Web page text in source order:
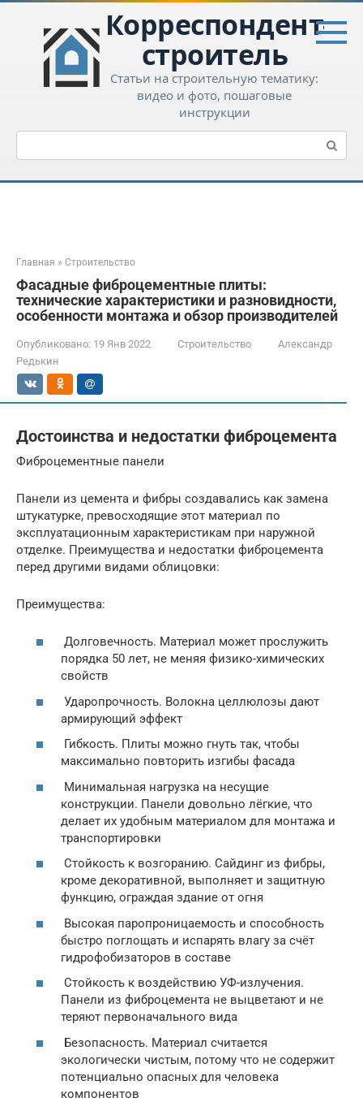
Перейти
контенту
Корреспондент-
строитель
Статьи на строительную тематику:
видео и фото, пошаговые
инструкции
Поиск:
Главная » Строительство
Фасадные фиброцементные плиты:
технические характеристики и разновидности,
особенности монтажа и обзор производителей
Опубликовано: 19 Янв 2022 Строительство
Александр
Редькин
Достоинства и недостатки фиброцемента
Фиброцементные панели
Панели из цемента и фибры создавались как замена
штукатурке, превосходящие этот материал по
эксплуатационным характеристикам при наружной
отделке. Преимущества и недостатки фиброцемента
перед другими видами облицовки:
Преимущества:
Долговечность. Материал может прослужить
порядка 50 лет, не меняя физико-химических
свойств
Ударопрочность. Волокна целлюлозы дают
армирующий эффект
Гибкость. Плиты можно гнуть так, чтобы
максимально повторить изгибы фасада
Минимальная нагрузка на несущие
конструкции. Панели довольно лёгкие, что
делает их удобным материалом для монтажа и
транспортировки
Стойкость к возгоранию. Сайдинг из фибры,
кроме декоративной, выполняет и защитную
функцию, ограждая здание от огня
Высокая паропроницаемость и способность
быстро поглощать и испарять влагу за счёт
гидрофобизаторов в составе
Стойкость к воздействию УФ-излучения.
Панели из фиброцемента не выцветают и не
теряют первоначального вида
Безопасность. Материал считается
экологически чистым, потому что не содержит
потенциально опасных для человека
компонентов